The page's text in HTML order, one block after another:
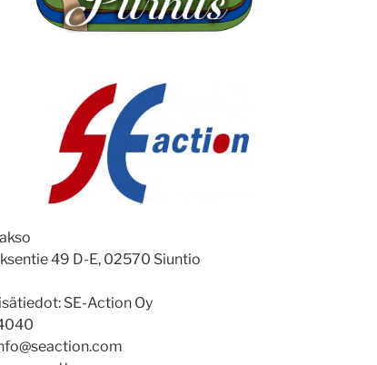
49 D-E, 02570 Siuntio
SE-Action Oy